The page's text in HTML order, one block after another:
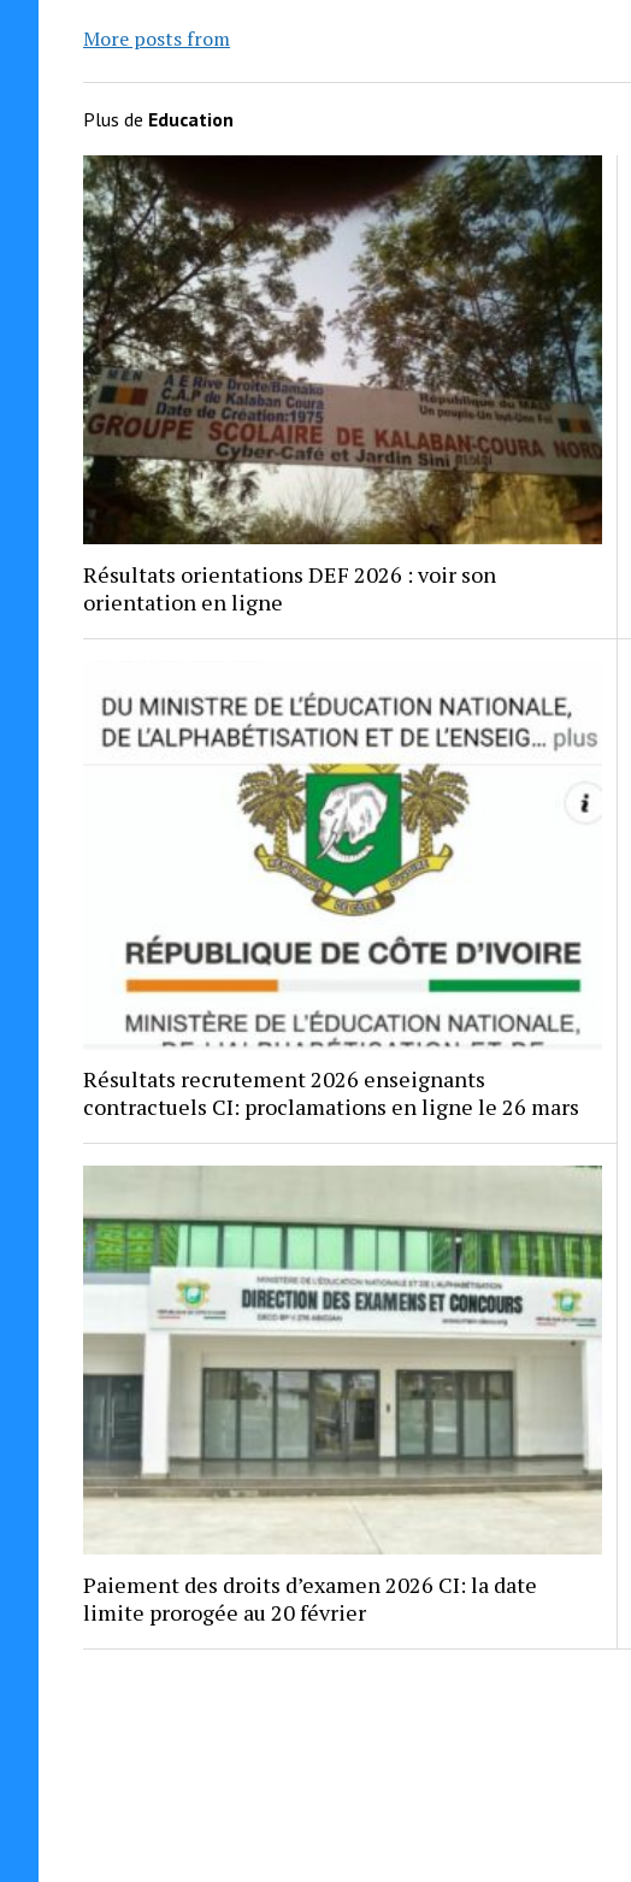
More posts from
Plus de Education
Résultats orientations DEF 2026 : voir son
orientation en ligne
Résultats recrutement 2026 enseignants
contractuels CI: proclamations en ligne le 26 mars
Paiement des droits d’examen 2026 CI: la date
limite prorogée au 20 février